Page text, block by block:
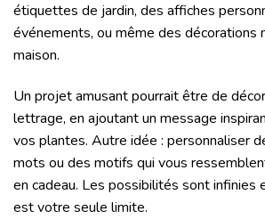
étiquettes de jardin, des affiches
événements, ou même des décorations
maison.
Un projet amusant pourrait être de
lettrage, en ajoutant un message
vos plantes. Autre idée : personnaliser
mots ou des motifs qui vous
en cadeau. Les possibilités sont infinies
est votre seule limite.